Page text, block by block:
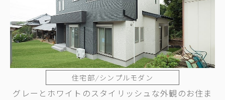
住宅部/シンプルモダン
グレーとホワイトのスタイリッシュな外観のお住ま